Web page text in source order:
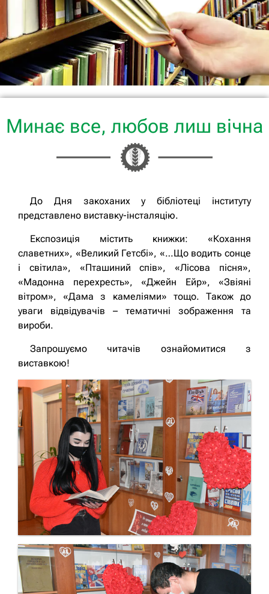
Минає все, любов лиш вічна
До Дня закоханих у бібліотеці інституту
представлено виставку-інсталяцію.
Експозиція містить книжки: «Кохання
славетних», «Великий Гетсбі», «…Що водить сонце
і світила», «Пташиний спів», «Лісова пісня»,
«Мадонна перехресть», «Джейн Ейр», «Звіяні
вітром», «Дама з камеліями» тощо. Також до
уваги відвідувачів – тематичні зображення та
вироби.
Запрошуємо читачів ознайомитися з
виставкою!